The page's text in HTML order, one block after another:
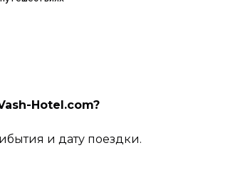
Hotel.com?
и дату поездки.